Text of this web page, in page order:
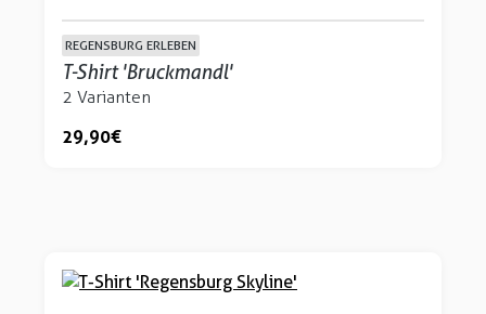
REGENSBURG ERLEBEN
T-Shirt 'Bruckmandl'
2 Varianten
29,90 €